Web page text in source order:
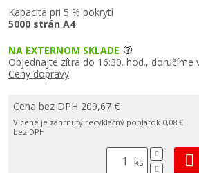
Kapacita pri 5 % pokrytí
5000 strán A4
NA EXTERNOM SKLADE
Objednajte zítra do 16:30. hod., doručíme
Ceny dopravy
Cena bez DPH 209,67 €
V cene je zahrnutý recyklačný poplatok 0,08 €
bez DPH
ks